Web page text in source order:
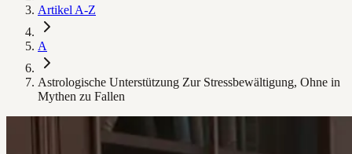
Artikel A-Z
A
Astrologische Unterstützung Zur Stressbewältigung, Ohne in
Mythen zu Fallen